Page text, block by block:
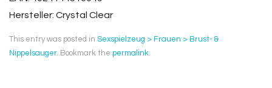
Hersteller: Crystal Clear
This entry was posted in Sexspielzeug > Frauen > Brust- &
Nippelsauger. Bookmark the permalink.